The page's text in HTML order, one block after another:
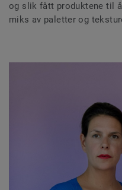
og slik fått produktene til
miks av paletter og